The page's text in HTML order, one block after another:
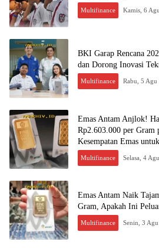
Multifinance
BKI Garap Rencana
dan Dorong Inovasi
Multifinance
Emas Antam Anjlok!
Rp2.603.000 per Gram
Kesempatan Emas
Multifinance
Emas Antam Naik
Gram, Apakah Ini
Multifinance